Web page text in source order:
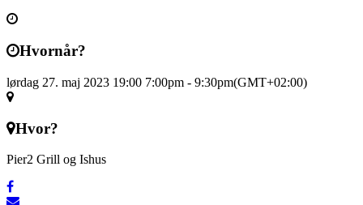
Hvornår?
lørdag 27. maj 2023 19:00 7:00pm - 9:30pm(GMT+02:00)
Hvor?
Pier2 Grill og Ishus